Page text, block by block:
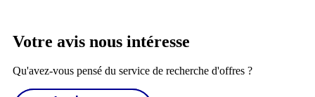
Votre avis nous intéresse
Qu'avez-vous pensé du service de recherche d'offres ?